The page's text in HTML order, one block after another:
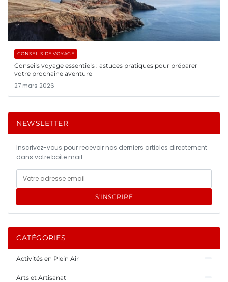
CONSEILS DE VOYAGE
Conseils voyage essentiels : astuces pratiques pour préparer
votre prochaine aventure
27 mars 2026
NEWSLETTER
Inscrivez-vous pour recevoir nos derniers articles directement
dans votre boîte mail.
S'INSCRIRE
CATÉGORIES
Activités en Plein Air
Arts et Artisanat